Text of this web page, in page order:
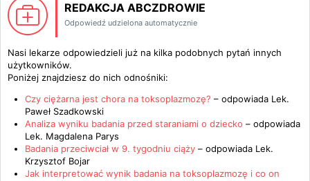
REDAKCJA ABCZDROWIE
Odpowiedź udzielona automatycznie
Nasi lekarze odpowiedzieli już na kilka podobnych pytań innych
użytkowników.
Poniżej znajdziesz do nich odnośniki:
Czy ciężarna jest chora na toksoplazmozę? – odpowiada Lek.
Paweł Szadkowski
Analiza wyniku badania przed staraniami o dziecko – odpowiada
Lek. Magdalena Parys
Badania przeciwciał w 9. tygodniu ciąży – odpowiada Lek.
Krzysztof Bojar
Jak interpretować wynik badania na toksoplazmozę i co on